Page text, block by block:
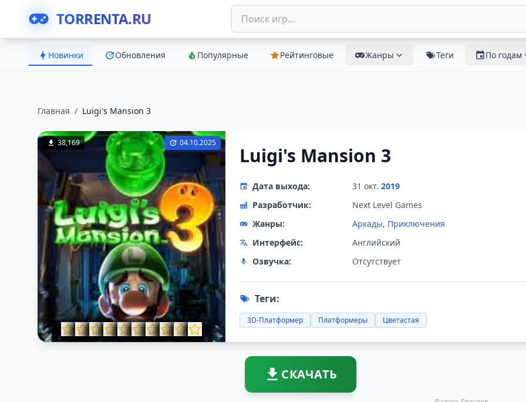
TORRENTA.RU
Новинки Обновления Популярные Рейтинговые Жанры Теги По годам
Главная / Luigi's Mansion 3
38,169 04.10.2025
Luigi's Mansion 3
Дата выхода: 31 окт. 2019
Разработчик:
Next Level Games
Жанры:
Аркады, Приключения
Интерфейс:
Английский
Озвучка:
Отсутствует
Теги:
3D-Платформер Платформеры Цветастая
СКАЧАТЬ